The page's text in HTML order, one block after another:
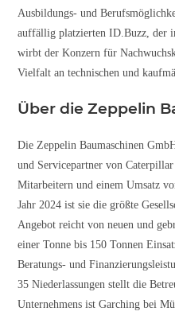
Ausbildungs- und
auffällig platzierten ID.Buzz, der
wirbt der Konzern für
Vielfalt an technischen und
Über die Zeppelin
Die Zeppelin Baumaschinen
und Servicepartner von
Mitarbeitern und einem Umsatz
Jahr 2024 ist sie die größte
Angebot reicht von neuen und
einer Tonne bis 150 Tonnen
Beratungs- und
35 Niederlassungen stellt die
Unternehmens ist Garching bei